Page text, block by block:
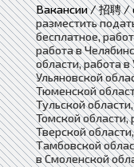
Вакансии / 招聘 /
разместить
бесплатное,
работа в
области, работа в
Ульяновской
Тюменской
Тульской
Томской области,
Тверской
Тамбовской
в Смоленской